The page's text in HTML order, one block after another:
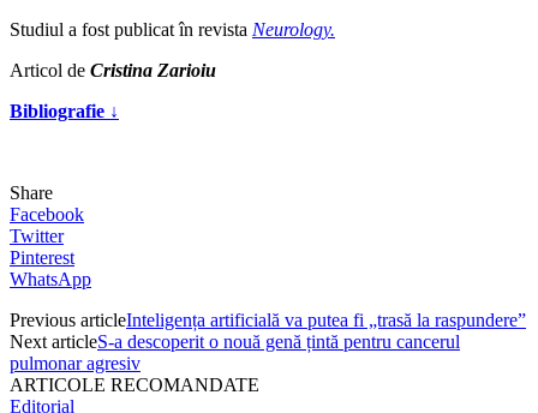
Studiul a fost publicat în revista Neurology.
Articol de Cristina Zarioiu
Bibliografie ↓
Share
Facebook
Twitter
Pinterest
WhatsApp
Previous articleInteligența artificială va putea fi „trasă la raspundere”
Next articleS-a descoperit o nouă genă țintă pentru cancerul
pulmonar agresiv
ARTICOLE RECOMANDATE
Editorial